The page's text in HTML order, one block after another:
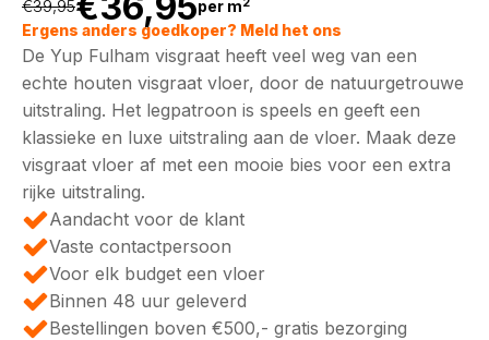
€39,95
Oorspronkelijke
prijs
was:
€39,95.
Huidige
prijs
is:
€36,95.
per m2
Ergens anders goedkoper? Meld het ons
De Yup Fulham visgraat heeft veel weg van een
echte houten visgraat vloer, door de natuurgetrouwe
uitstraling. Het legpatroon is speels en geeft een
klassieke en luxe uitstraling aan de vloer. Maak deze
visgraat vloer af met een mooie bies voor een extra
rijke uitstraling.
Aandacht voor de klant
Vaste contactpersoon
Voor elk budget een vloer
Binnen 48 uur geleverd
Bestellingen boven €500,- gratis bezorging